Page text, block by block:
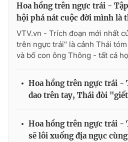
Hoa hồng trên ngực trái -
hội phá nát cuộc đời mình là
VTV.vn - Trích đoạn mới nhất
trên ngực trái" là cảnh Thái
và bố con ông Thông - tất cả
Hoa hồng trên ngực trái -
dao trên tay, Thái đòi
Hoa hồng trên ngực trái -
sẽ lôi xuống địa ngục